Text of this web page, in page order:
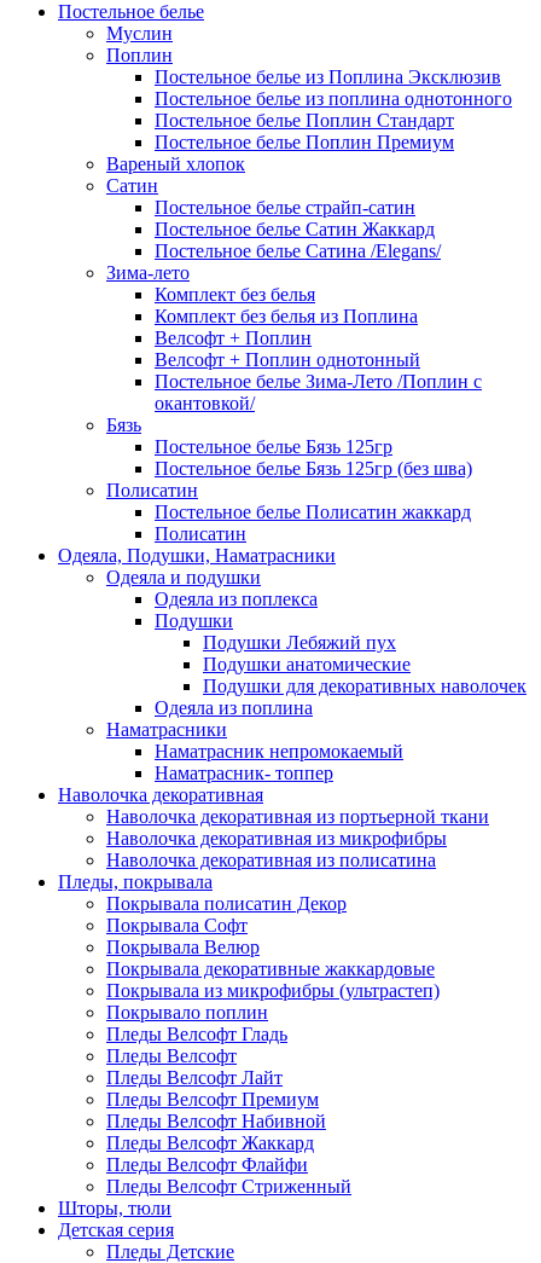
Постельное белье
Муслин
Поплин
Постельное белье из Поплина Эксклюзив
Постельное белье из поплина однотонного
Постельное белье Поплин Стандарт
Постельное белье Поплин Премиум
Вареный хлопок
Сатин
Постельное белье страйп-сатин
Постельное белье Сатин Жаккард
Постельное белье Сатина /Elegans/
Зима-лето
Комплект без белья
Комплект без белья из Поплина
Велсофт + Поплин
Велсофт + Поплин однотонный
Постельное белье Зима-Лето /Поплин с
окантовкой/
Бязь
Постельное белье Бязь 125гр
Постельное белье Бязь 125гр (без шва)
Полисатин
Постельное белье Полисатин жаккард
Полисатин
Одеяла, Подушки, Наматрасники
Одеяла и подушки
Одеяла из поплекса
Подушки
Подушки Лебяжий пух
Подушки анатомические
Подушки для декоративных наволочек
Одеяла из поплина
Наматрасники
Наматрасник непромокаемый
Наматрасник- топпер
Наволочка декоративная
Наволочка декоративная из портьерной ткани
Наволочка декоративная из микрофибры
Наволочка декоративная из полисатина
Пледы, покрывала
Покрывала полисатин Декор
Покрывала Софт
Покрывала Велюр
Покрывала декоративные жаккардовые
Покрывала из микрофибры (ультрастеп)
Покрывало поплин
Пледы Велсофт Гладь
Пледы Велсофт
Пледы Велсофт Лайт
Пледы Велсофт Премиум
Пледы Велсофт Набивной
Пледы Велсофт Жаккард
Пледы Велсофт Флайфи
Пледы Велсофт Стриженный
Шторы, тюли
Детская серия
Пледы Детские